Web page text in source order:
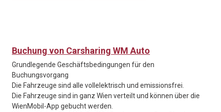
Buchung von Carsharing WM Auto
Grundlegende Geschäftsbedingungen für den
Buchungsvorgang
Die Fahrzeuge sind alle vollelektrisch und emissionsfrei.
Die Fahrzeuge sind in ganz Wien verteilt und können über die
WienMobil-App gebucht werden.